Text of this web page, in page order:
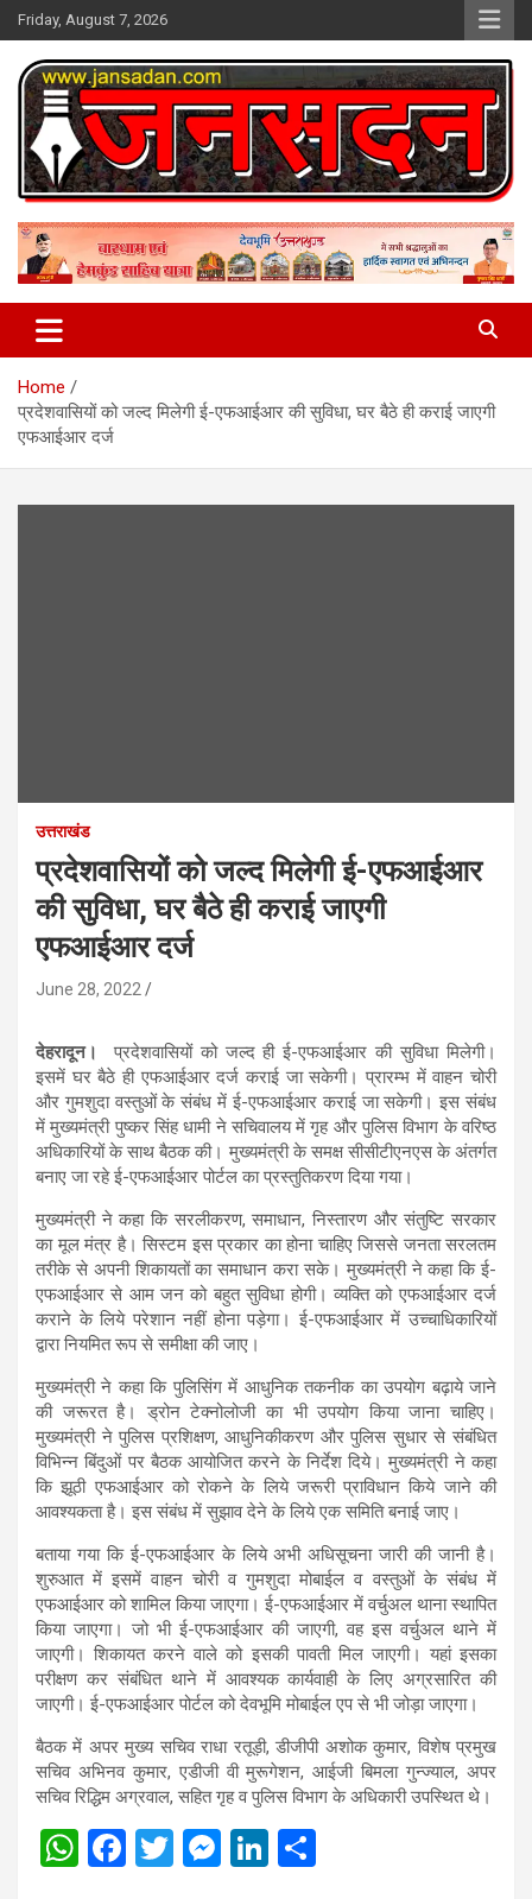
Skip
to
content
Friday, August 7, 2026
Jan Sadan
Home
प्रदेशवासियों को जल्द मिलेगी ई-एफआईआर की सुविधा, घर बैठे ही कराई जाएगी
एफआईआर दर्ज
उत्तराखंड
प्रदेशवासियों को जल्द मिलेगी ई-एफआईआर
की सुविधा, घर बैठे ही कराई जाएगी
एफआईआर दर्ज
June 28, 2022
देहरादून।
प्रदेशवासियों को जल्द ही ई-एफआईआर की सुविधा मिलेगी।
इसमें घर बैठे ही एफआईआर दर्ज कराई जा सकेगी। प्रारम्भ में वाहन चोरी
और गुमशुदा वस्तुओं के संबंध में ई-एफआईआर कराई जा सकेगी। इस संबंध
में मुख्यमंत्री पुष्कर सिंह धामी ने सचिवालय में गृह और पुलिस विभाग के वरिष्ठ
अधिकारियों के साथ बैठक की। मुख्यमंत्री के समक्ष सीसीटीएनएस के अंतर्गत
बनाए जा रहे ई-एफआईआर पोर्टल का प्रस्तुतिकरण दिया गया।
मुख्यमंत्री ने कहा कि सरलीकरण, समाधान, निस्तारण और संतुष्टि सरकार
का मूल मंत्र है। सिस्टम इस प्रकार का होना चाहिए जिससे जनता सरलतम
तरीके से अपनी शिकायतों का समाधान करा सके। मुख्यमंत्री ने कहा कि ई-
एफआईआर से आम जन को बहुत सुविधा होगी। व्यक्ति को एफआईआर दर्ज
कराने के लिये परेशान नहीं होना पड़ेगा। ई-एफआईआर में उच्चाधिकारियों
द्वारा नियमित रूप से समीक्षा की जाए।
मुख्यमंत्री ने कहा कि पुलिसिंग में आधुनिक तकनीक का उपयोग बढ़ाये जाने
की जरूरत है। ड्रोन टेक्नोलोजी का भी उपयोग किया जाना चाहिए।
मुख्यमंत्री ने पुलिस प्रशिक्षण, आधुनिकीकरण और पुलिस सुधार से संबंधित
विभिन्न बिंदुओं पर बैठक आयोजित करने के निर्देश दिये। मुख्यमंत्री ने कहा
कि झूठी एफआईआर को रोकने के लिये जरूरी प्राविधान किये जाने की
आवश्यकता है। इस संबंध में सुझाव देने के लिये एक समिति बनाई जाए।
बताया गया कि ई-एफआईआर के लिये अभी अधिसूचना जारी की जानी है।
शुरुआत में इसमें वाहन चोरी व गुमशुदा मोबाईल व वस्तुओं के संबंध में
एफआईआर को शामिल किया जाएगा। ई-एफआईआर में वर्चुअल थाना स्थापित
किया जाएगा। जो भी ई-एफआईआर की जाएगी, वह इस वर्चुअल थाने में
जाएगी। शिकायत करने वाले को इसकी पावती मिल जाएगी। यहां इसका
परीक्षण कर संबंधित थाने में आवश्यक कार्यवाही के लिए अग्रसारित की
जाएगी। ई-एफआईआर पोर्टल को देवभूमि मोबाईल एप से भी जोड़ा जाएगा।
बैठक में अपर मुख्य सचिव राधा रतूड़ी, डीजीपी अशोक कुमार, विशेष प्रमुख
सचिव अभिनव कुमार, एडीजी वी मुरूगेशन, आईजी बिमला गुन्ज्याल, अपर
सचिव रिद्धिम अग्रवाल, सहित गृह व पुलिस विभाग के अधिकारी उपस्थित थे।
W F
T
M Li